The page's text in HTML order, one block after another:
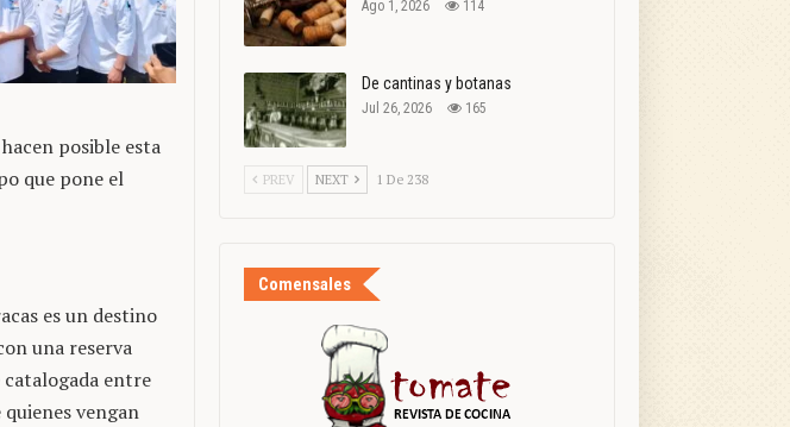
posible esta
que pone el
es un destino
una reserva
entre
vengan
Ago 1, 2026 114
De cantinas y botanas
Jul 26, 2026 165
PREV NEXT 1 De 238
Comensales